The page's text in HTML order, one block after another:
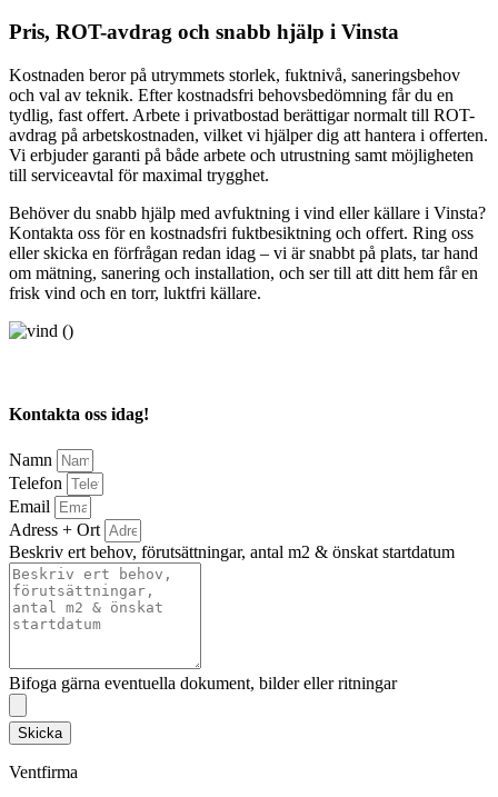
Pris, ROT-avdrag och snabb hjälp i Vinsta
Kostnaden beror på utrymmets storlek, fuktnivå, saneringsbehov
och val av teknik. Efter kostnadsfri behovsbedömning får du en
tydlig, fast offert. Arbete i privatbostad berättigar normalt till ROT-
avdrag på arbetskostnaden, vilket vi hjälper dig att hantera i offerten.
Vi erbjuder garanti på både arbete och utrustning samt möjligheten
till serviceavtal för maximal trygghet.
Behöver du snabb hjälp med avfuktning i vind eller källare i Vinsta?
Kontakta oss för en kostnadsfri fuktbesiktning och offert. Ring oss
eller skicka en förfrågan redan idag – vi är snabbt på plats, tar hand
om mätning, sanering och installation, och ser till att ditt hem får en
frisk vind och en torr, luktfri källare.
Kontakta oss idag!
Namn
Telefon
Email
Adress + Ort
Beskriv ert behov, förutsättningar, antal m2 & önskat startdatum
Bifoga gärna eventuella dokument, bilder eller ritningar
Skicka
Ventfirma